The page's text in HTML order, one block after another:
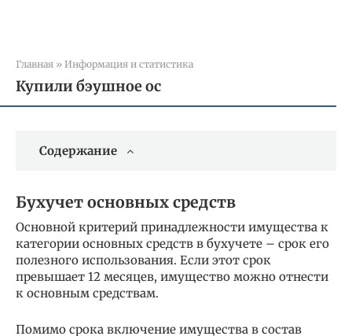
Главная » Информация и статистика
Купили бэушное ос
Содержание
Бухучет основных средств
Основной критерий принадлежности имущества к
категории основных средств в бухучете – срок его
полезного использования. Если этот срок
превышает 12 месяцев, имущество можно отнести
к основным средствам.
Помимо срока включение имущества в состав